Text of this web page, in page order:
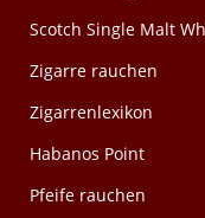
Scotch Single Malt
Zigarre rauchen
Zigarrenlexikon
Habanos Point
Pfeife rauchen